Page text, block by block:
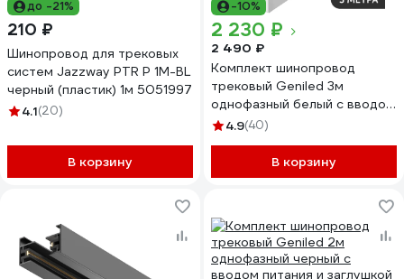
до -21%
210 ₽
Шинопровод для трековых
систем Jazzway PTR P 1M-BL
черный (пластик) 1м 5051997
4.1(20)
В корзину
-10%
2 230 ₽
2 490 ₽
Комплект шинопровод
трековый Geniled 3м
однофазный белый с вводом
питания и заглушкой
4.9(40)
В корзину